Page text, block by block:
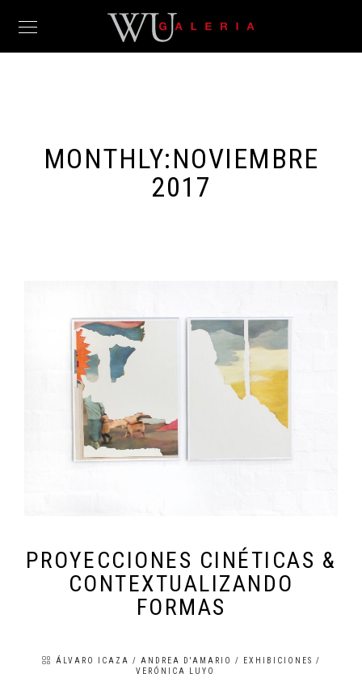
MONTHLY:NOVIEMBRE
2017
PROYECCIONES CINÉTICAS &
CONTEXTUALIZANDO
FORMAS
ÁLVARO ICAZA / ANDREA D'AMARIO / EXHIBICIONES /
VERÓNICA LUYO